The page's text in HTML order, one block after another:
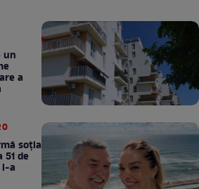
un
a
soţia
de
l-a